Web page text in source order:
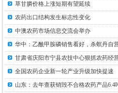
草甘膦价格上涨短期有望延续
农药出口结构发生标志性变化
中澳农药市场信息交流会举办
华中：乙酰甲胺磷销售看好，杀螟丹自
甘肃省庆阳市宁县农技中心狠抓农药经
全国农药企业新一轮产业升级加快提速
山东：去年查获销毁不合格农药产品6.4